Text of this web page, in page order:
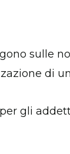
sulle
di
gli